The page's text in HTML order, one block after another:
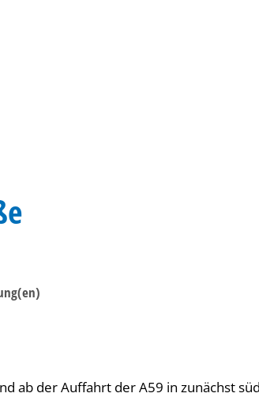
ab der Auffahrt der A59 in zunächst